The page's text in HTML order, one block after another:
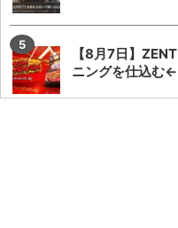
【8月7日】
ニングを仕込む